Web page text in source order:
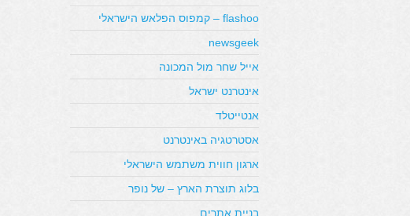
flashoo – קמפוס הפלאש הישראלי
newsgeek
אייל שחר מול המכונה
אינטרנט ישראל
אנטייטלד
אסטרטגיה באינטרנט
ארגון חווית משתמש הישראלי
בלוג תוצרת הארץ – של נופר
בניית אתרים